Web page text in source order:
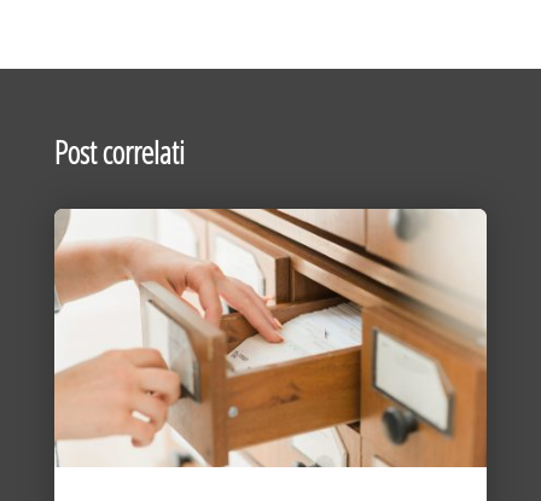
Post correlati